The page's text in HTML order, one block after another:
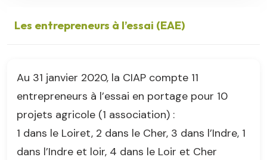
Les entrepreneurs à l’essai (EAE)
Au 31 janvier 2020, la CIAP compte 11
entrepreneurs à l’essai en portage pour 10
projets agricole (1 association) :
1 dans le Loiret, 2 dans le Cher, 3 dans l’Indre, 1
dans l’Indre et loir, 4 dans le Loir et Cher